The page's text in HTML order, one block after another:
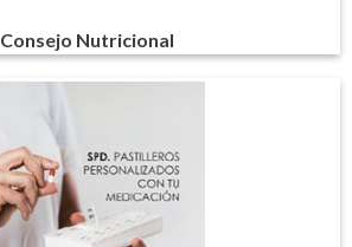
Consejo Nutricional